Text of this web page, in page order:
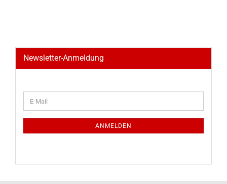
Newsletter-Anmeldung
ZUR
E-
Mail
ANMELDEN